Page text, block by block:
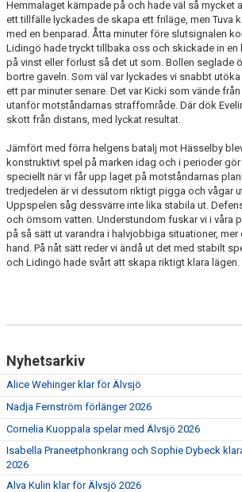
Hemmalaget kämpade på och hade väl så mycket
ett tillfälle lyckades de skapa ett friläge, men Tuva
med en benparad. Åtta minuter före slutsignalen
Lidingö hade tryckt tillbaka oss och skickade in en
på vinst eller förlust så det ut som. Bollen seglade
bortre gaveln. Som väl var lyckades vi snabbt
ett par minuter senare. Det var Kicki som vände
utanför motståndarnas straffområde. Där dök
skott från distans, med lyckat resultat.
Jämfört med förra helgens batalj mot Hässelby
konstruktivt spel på marken idag och i perioder
speciellt när vi får upp laget på motståndarnas
tredjedelen är vi dessutom riktigt pigga och vågar
Uppspelen såg dessvärre inte lika stabila ut.
och ömsom vatten. Understundom fuskar vi i våra
på så sätt ut varandra i halvjobbiga situationer, mer
hand. På nåt sätt reder vi ändå ut det med stabilt
och Lidingö hade svårt att skapa riktigt klara lägen.
Nyhetsarkiv
Alice Wehinger klar för Älvsjö
Nadja Fernström förlänger 2026
Cornelia Kuoppala spelar med Älvsjö 2026
Isabella Praneetphonkrang och Sophie Dybeck
2026
Alva Kulin klar för Älvsjö 2026